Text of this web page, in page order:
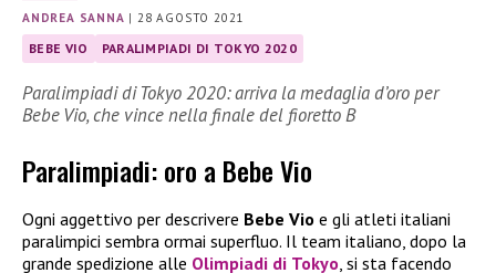
ANDREA SANNA |28 AGOSTO 2021
BEBE VIO PARALIMPIADI DI TOKYO 2020
Paralimpiadi di Tokyo 2020: arriva la medaglia d’oro per
Bebe Vio, che vince nella finale del fioretto B
Paralimpiadi: oro a Bebe Vio
Ogni aggettivo per descrivere Bebe Vio e gli atleti italiani
paralimpici sembra ormai superfluo. Il team italiano, dopo la
grande spedizione alle Olimpiadi di Tokyo, si sta facendo